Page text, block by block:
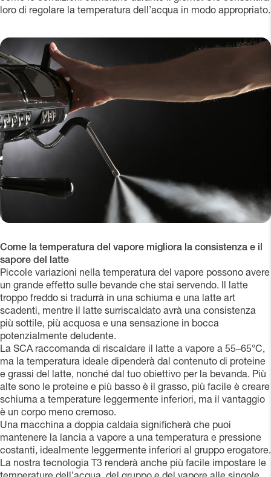
loro di regolare la temperatura dell’acqua in modo appropriato.
Come la temperatura del vapore migliora la consistenza e il
sapore del latte
Piccole variazioni nella temperatura del vapore possono avere
un grande effetto sulle bevande che stai servendo. Il latte
troppo freddo si tradurrà in una schiuma e una latte art
scadenti, mentre il latte surriscaldato avrà una consistenza
più sottile, più acquosa e una sensazione in bocca
potenzialmente deludente.
La SCA raccomanda di riscaldare il latte a vapore a 55–65°C,
ma la temperatura ideale dipenderà dal contenuto di proteine
e grassi del latte, nonché dal tuo obiettivo per la bevanda. Più
alte sono le proteine e più basso è il grasso, più facile è creare
schiuma a temperature leggermente inferiori, ma il vantaggio
è un corpo meno cremoso.
Una macchina a doppia caldaia significherà che puoi
mantenere la lancia a vapore a una temperatura e pressione
costanti, idealmente leggermente inferiori al gruppo erogatore.
La nostra tecnologia T3 renderà anche più facile impostare le